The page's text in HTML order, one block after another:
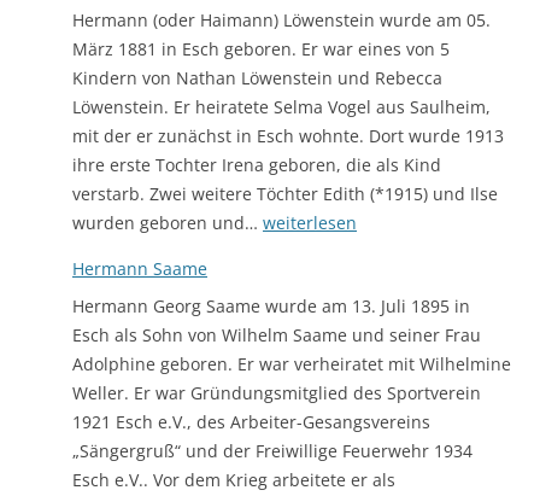
Hermann (oder Haimann) Löwenstein wurde am 05.
März 1881 in Esch geboren. Er war eines von 5
Kindern von Nathan Löwenstein und Rebecca
Löwenstein. Er heiratete Selma Vogel aus Saulheim,
mit der er zunächst in Esch wohnte. Dort wurde 1913
ihre erste Tochter Irena geboren, die als Kind
verstarb. Zwei weitere Töchter Edith (*1915) und Ilse
wurden geboren und… Hermann
weiterlesen
Hermann Saame
Hermann Georg Saame wurde am 13. Juli 1895 in
Esch als Sohn von Wilhelm Saame und seiner Frau
Adolphine geboren. Er war verheiratet mit Wilhelmine
Weller. Er war Gründungsmitglied des Sportverein
1921 Esch e.V., des Arbeiter-Gesangsvereins
„Sängergruß“ und der Freiwillige Feuerwehr 1934
Esch e.V.. Vor dem Krieg arbeitete er als